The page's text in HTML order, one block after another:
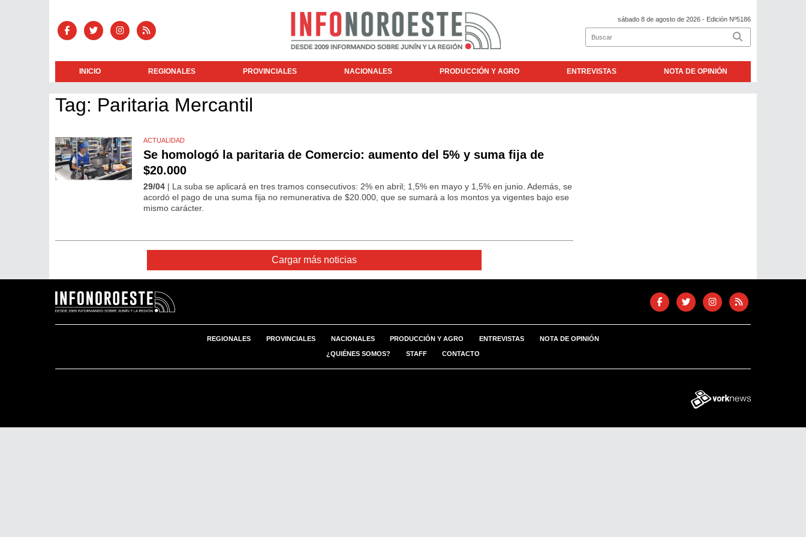
sábado 8 de agosto de 2026 - Edición Nº5186
INICIO REGIONALES PROVINCIALES NACIONALES PRODUCCIÓN Y AGRO ENTREVISTAS NOTA DE OPINIÓN
Tag: Paritaria Mercantil
ACTUALIDAD
Se homologó la paritaria de Comercio: aumento del 5% y suma fija de
$20.000
29/04 | La suba se aplicará en tres tramos consecutivos: 2% en abril; 1,5% en mayo y 1,5% en junio. Además, se
acordó el pago de una suma fija no remunerativa de $20.000, que se sumará a los montos ya vigentes bajo ese
mismo carácter.
Cargar más noticias
REGIONALES PROVINCIALES NACIONALES PRODUCCIÓN Y AGRO ENTREVISTAS NOTA DE OPINIÓN
¿QUIÉNES SOMOS? STAFF CONTACTO